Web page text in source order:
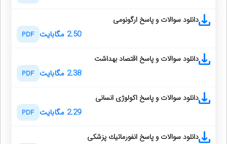
دانلود سوالات و پاسخ ارگونومی
2.50 مگابایت PDF
دانلود سوالات و پاسخ اقتصاد بهداشت
2.38 مگابایت PDF
دانلود سوالات و پاسخ اكولوژی انسانی
2.29 مگابایت PDF
دانلود سوالات و پاسخ انفورماتیك پزشكی